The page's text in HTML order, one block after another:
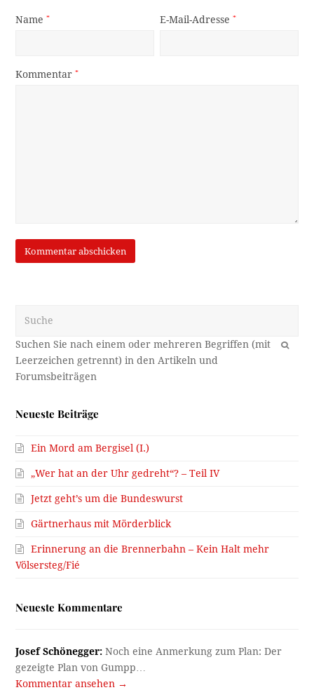
Name* E-Mail-Adresse*
Kommentar*
OK
Neueste Beiträge
Ein Mord am Bergisel (I.)
„Wer hat an der Uhr gedreht“? – Teil IV
Jetzt geht’s um die Bundeswurst
Gärtnerhaus mit Mörderblick
Erinnerung an die Brennerbahn – Kein Halt mehr
Völsersteg/Fié
Neueste Kommentare
Josef Schönegger: Noch eine Anmerkung zum Plan: Der
gezeigte Plan von Gumpp…
Kommentar ansehen →